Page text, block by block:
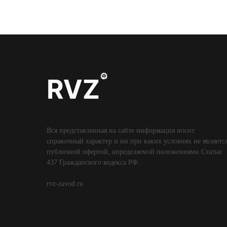
Вся представленная на сайте информация носит
справочный характер и ни при каких условиях не
публичной офертой, определяемой положениями Статьи
437 Гражданского кодекса РФ.
rvz-zavod.ru